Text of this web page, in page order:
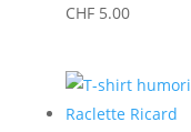
CHF5.00